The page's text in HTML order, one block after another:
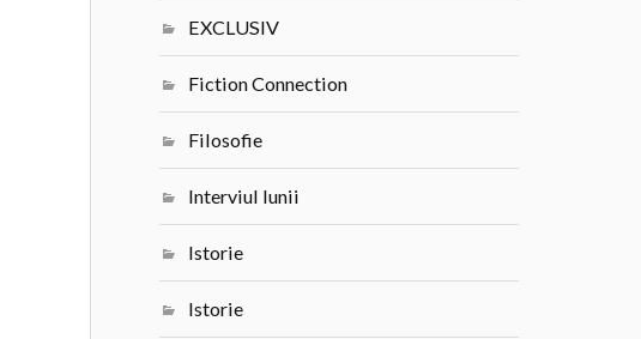
EXCLUSIV
Fiction Connection
Filosofie
Interviul lunii
Istorie
Istorie